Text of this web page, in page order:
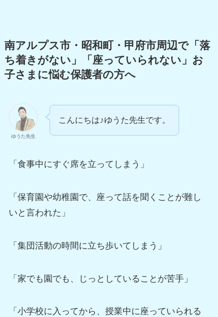
南アルプス市・昭和町・甲府市周辺で「落
ち着きがない」「座っていられない」お
子さまに悩む保護者の方へ
ゆうた先生
こんにちは♪ゆうた先生です。
「食事中にすぐ席を立ってしまう」
「保育園や幼稚園で、座って話を聞くことが難し
いと言われた」
「集団活動の時間に立ち歩いてしまう」
「家でも園でも、じっとしていることが苦手」
「小学校に入ってから、授業中に座っていられる